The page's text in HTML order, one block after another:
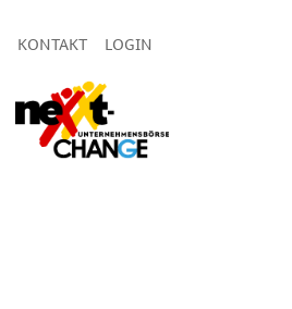
KONTAKT LOGIN